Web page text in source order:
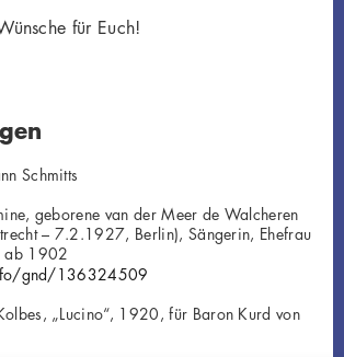
für Euch!
Schmitts
geborene van der Meer de Walcheren
– 7.2.1927, Berlin), Sängerin, Ehefrau
ab 1902
gnd/136324509
„Lucino“, 1920, für Baron Kurd von